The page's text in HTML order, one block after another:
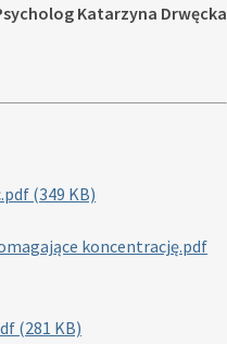
Katarzyna Drwęcka
(349 KB)
koncentrację.pdf
(281 KB)